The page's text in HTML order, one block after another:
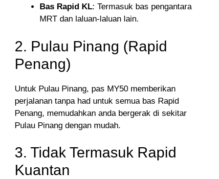
Bas Rapid KL: Termasuk bas pengantara
MRT dan laluan-laluan lain.
2. Pulau Pinang (Rapid
Penang)
Untuk Pulau Pinang, pas MY50 memberikan
perjalanan tanpa had untuk semua bas Rapid
Penang, memudahkan anda bergerak di sekitar
Pulau Pinang dengan mudah.
3. Tidak Termasuk Rapid
Kuantan